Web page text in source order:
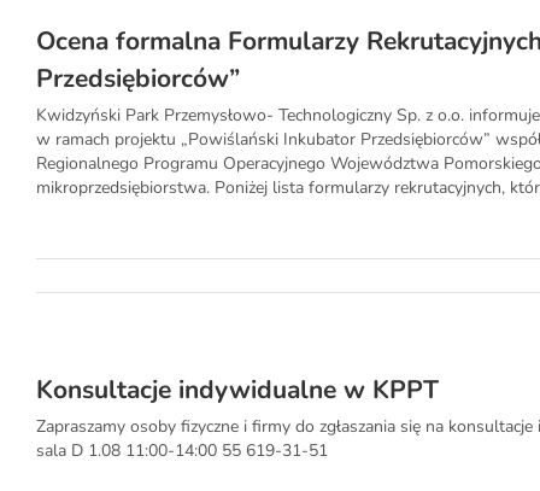
Ocena formalna Formularzy
Przedsiębiorców”
Kwidzyński Park Przemysłowo- Technologiczny Sp. z o.o.
w ramach projektu „Powiślański Inkubator Przedsiębiorców”
Regionalnego Programu Operacyjnego Województwa
mikroprzedsiębiorstwa. Poniżej lista formularzy rekrutacyjnych,
Konsultacje indywidualne w KPPT
Zapraszamy osoby fizyczne i firmy do zgłaszania się na
sala D 1.08 11:00-14:00 55 619-31-51